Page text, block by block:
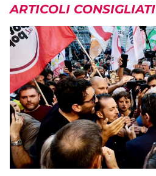
ARTICOLI CONSIGLIATI